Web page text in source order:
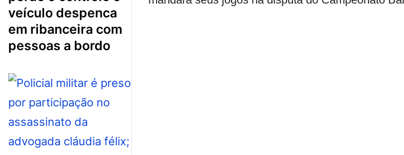
veículo despenca
em ribanceira com
pessoas a bordo